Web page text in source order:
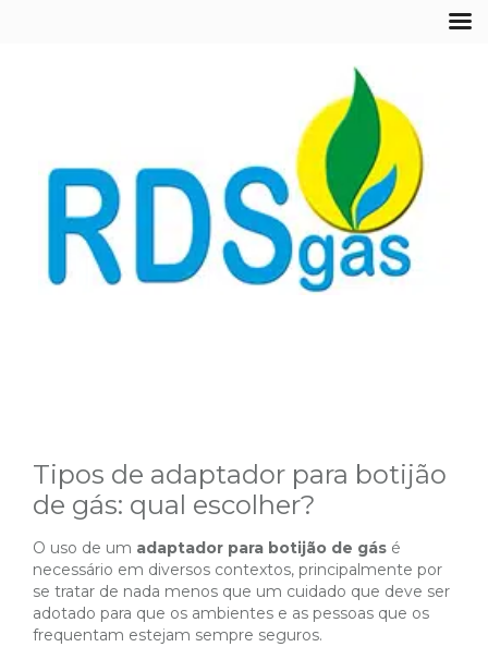
Tipos de adaptador para botijão
de gás: qual escolher?
O uso de um adaptador para botijão de gás é
necessário em diversos contextos, principalmente por
se tratar de nada menos que um cuidado que deve ser
adotado para que os ambientes e as pessoas que os
frequentam estejam sempre seguros.